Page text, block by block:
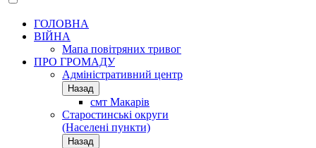
ГОЛОВНА
ВІЙНА
Мапа повітряних тривог
ПРО ГРОМАДУ
Aдміністративний центр
Назад
смт Макарів
Старостинські округи
(Населені пункти)
Назад